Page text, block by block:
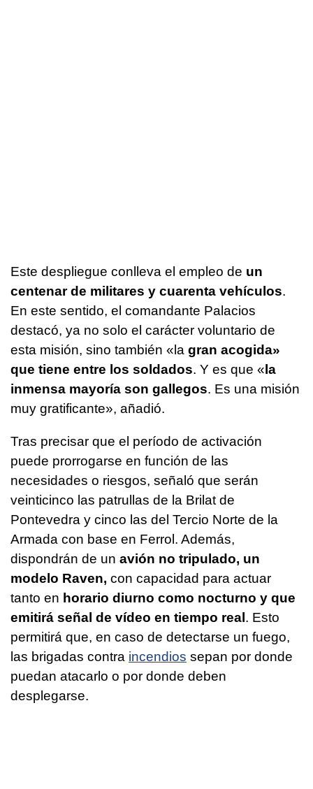
Este despliegue conlleva el empleo de un
centenar de militares y cuarenta vehículos.
En este sentido, el comandante Palacios
destacó, ya no solo el carácter voluntario de
esta misión, sino también «la gran acogida»
que tiene entre los soldados. Y es que « la
inmensa mayoría son gallegos. Es una misión
muy gratificante», añadió.
Tras precisar que el período de activación
puede prorrogarse en función de las
necesidades o riesgos, señaló que serán
veinticinco las patrullas de la Brilat de
Pontevedra y cinco las del Tercio Norte de la
Armada con base en Ferrol. Además,
dispondrán de un avión no tripulado, un
modelo Raven, con capacidad para actuar
tanto en horario diurno como nocturno y que
emitirá señal de vídeo en tiempo real . Esto
permitirá que, en caso de detectarse un fuego,
las brigadas contra incendios sepan por donde
puedan atacarlo o por donde deben
desplegarse.